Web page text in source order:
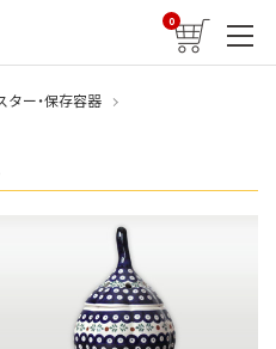
0
ター・保存容器